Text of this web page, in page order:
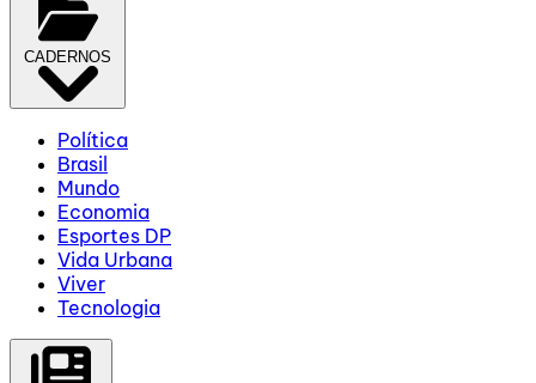
CADERNOS
Política
Brasil
Mundo
Economia
Esportes DP
Vida Urbana
Viver
Tecnologia